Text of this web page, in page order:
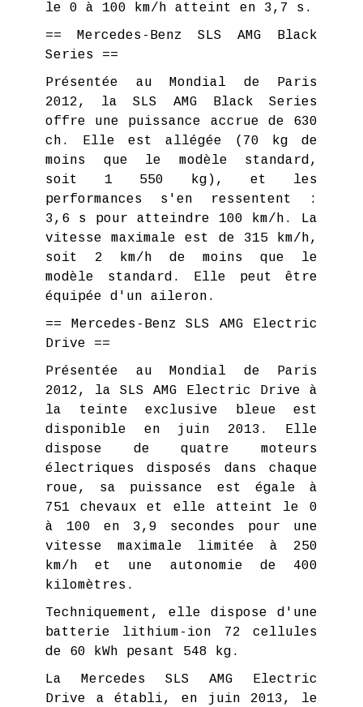
le 0 à 100 km/h atteint en 3,7 s.
== Mercedes-Benz SLS AMG Black
Series ==
Présentée au Mondial de Paris
2012, la SLS AMG Black Series
offre une puissance accrue de 630
ch. Elle est allégée (70 kg de
moins que le modèle standard,
soit 1 550 kg), et les
performances s'en ressentent :
3,6 s pour atteindre 100 km/h. La
vitesse maximale est de 315 km/h,
soit 2 km/h de moins que le
modèle standard. Elle peut être
équipée d'un aileron.
== Mercedes-Benz SLS AMG Electric
Drive ==
Présentée au Mondial de Paris
2012, la SLS AMG Electric Drive à
la teinte exclusive bleue est
disponible en juin 2013. Elle
dispose de quatre moteurs
électriques disposés dans chaque
roue, sa puissance est égale à
751 chevaux et elle atteint le 0
à 100 en 3,9 secondes pour une
vitesse maximale limitée à 250
km/h et une autonomie de 400
kilomètres.
Techniquement, elle dispose d'une
batterie lithium-ion 72 cellules
de 60 kWh pesant 548 kg.
La Mercedes SLS AMG Electric
Drive a établi, en juin 2013, le